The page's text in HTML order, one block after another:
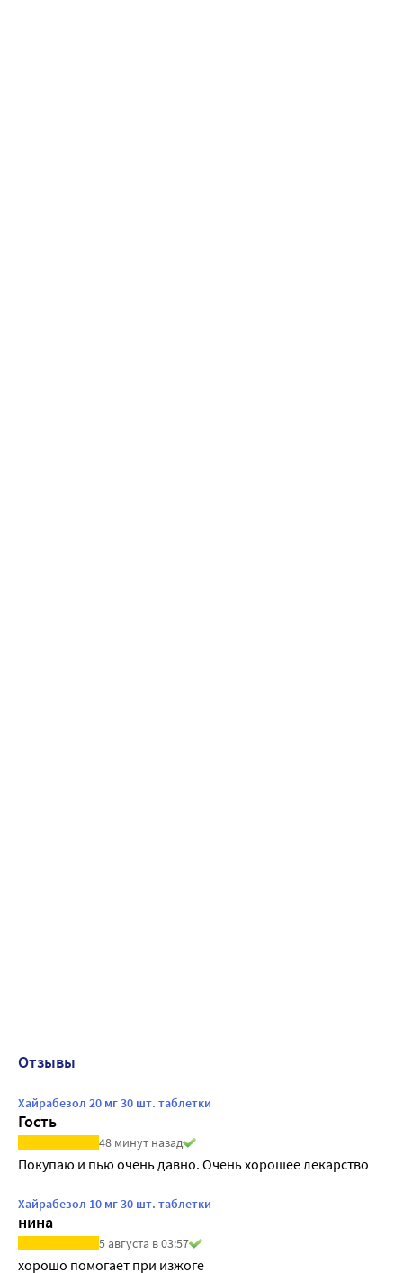
Отзывы
Хайрабезол 20 мг 30 шт. таблетки
Гость
48 минут назад
Покупаю и пью очень давно. Очень хорошее лекарство
Хайрабезол 10 мг 30 шт. таблетки
нина
5 августа в 03:57
хорошо помогает при изжоге